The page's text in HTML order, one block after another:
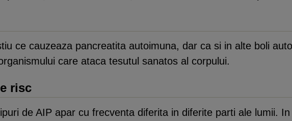
ce cauzeaza pancreatita autoimuna, dar ca si in alte boli
care ataca tesutul sanatos al corpului.
risc
de AIP apar cu frecventa diferita in diferite parti ale lumii.